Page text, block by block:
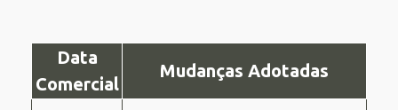
Data
Comercial
Mudanças Adotadas